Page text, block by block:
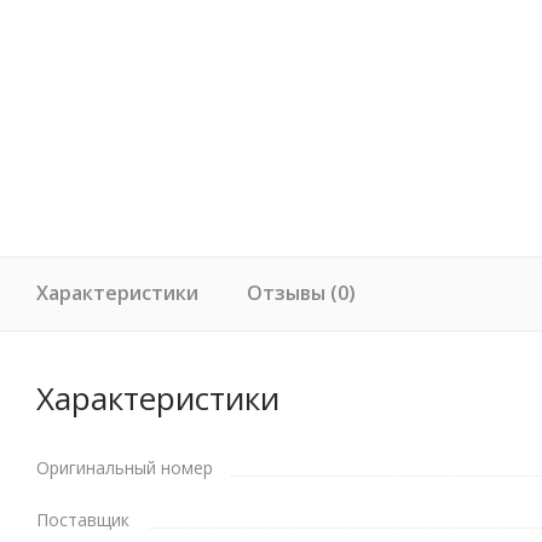
Характеристики Отзывы (0)
Характеристики
Оригинальный номер
Поставщик